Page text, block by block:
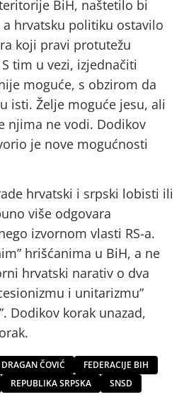
BiH, naštetilo bi
hrvatsku politiku ostavilo
koji pravi protutežu
tim u vezi, izjednačiti
moguće, s obzirom da
isti. Želje moguće jesu, ali
njima ne vodi. Dodikov
je nove mogućnosti
hrvatski i srpski lobisti ili
više odgovara
izvornom vlasti RS-a.
hrišćanima u BiH, a ne
hrvatski narativ o dva
i unitarizmu”
Dodikov korak unazad,
DRAGAN ČOVIĆ
FEDERACIJE BIH
REPUBLIKA SRPSKA SNSD